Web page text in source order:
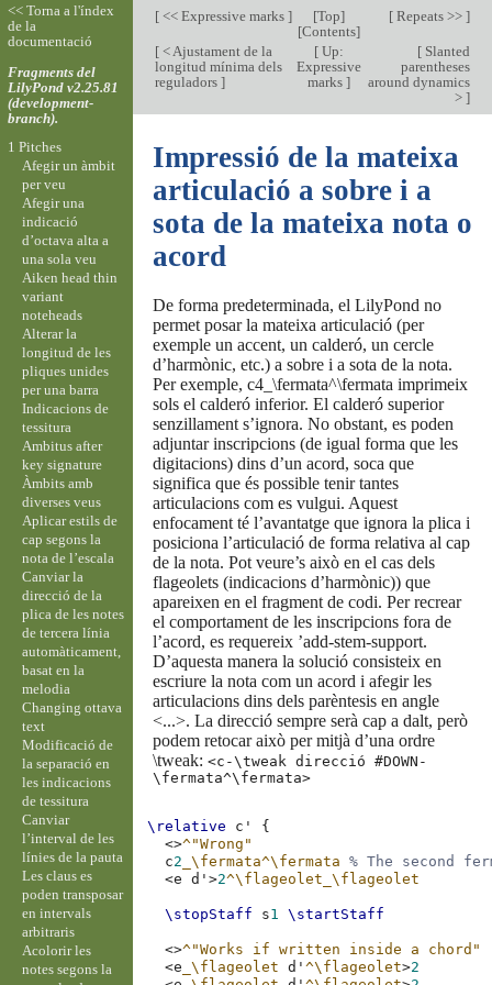
[<< Expressive marks ] [Top]
[Contents]
[Repeats >> ]
[< Ajustament de la
longitud mínima dels
reguladors ]
[Up:
Expressive
marks ]
[Slanted
parentheses
around dynamics
> ]
Impressió de la mateixa
articulació a sobre i a
sota de la mateixa nota o
acord
De forma predeterminada, el LilyPond no
permet posar la mateixa articulació (per
exemple un accent, un calderó, un cercle
d’harmònic, etc.) a sobre i a sota de la nota.
Per exemple, c4_\fermata^\fermata imprimeix
sols el calderó inferior. El calderó superior
senzillament s’ignora. No obstant, es poden
adjuntar inscripcions (de igual forma que les
digitacions) dins d’un acord, soca que
significa que és possible tenir tantes
articulacions com es vulgui. Aquest
enfocament té l’avantatge que ignora la plica i
posiciona l’articulació de forma relativa al cap
de la nota. Pot veure’s això en el cas dels
flageolets (indicacions d’harmònic)) que
apareixen en el fragment de codi. Per recrear
el comportament de les inscripcions fora de
l’acord, es requereix ’add-stem-support.
D’aquesta manera la solució consisteix en
escriure la nota com un acord i afegir les
articulacions dins dels parèntesis en angle
<...>. La direcció sempre serà cap a dalt, però
podem retocar això per mitjà d’una ordre
\tweak: <c-\tweak direcció #DOWN-
\fermata^\fermata>
\relative c'
{
<>^"Wrong"
c2 _\fermata^\fermata
% The second
<e d'>2^\flageolet_\flageolet
\stopStaff s1 \startStaff
<>^"Works if written inside a chord"
<e _\flageolet d'^\flageolet>2
<< Torna a l'índex
de la
documentació
Fragments del
LilyPond v2.25.81
(development-
branch).
1 Pitches
Afegir un àmbit
per veu
Afegir una
indicació
d’octava alta a
una sola veu
Aiken head thin
variant
noteheads
Alterar la
longitud de les
pliques unides
per una barra
Indicacions de
tessitura
Ambitus after
key signature
Àmbits amb
diverses veus
Aplicar estils de
cap segons la
nota de l’escala
Canviar la
direcció de la
plica de les notes
de tercera línia
automàticament,
basat en la
melodia
Changing ottava
text
Modificació de
la separació en
les indicacions
de tessitura
Canviar
l’interval de les
línies de la pauta
Les claus es
poden transposar
en intervals
arbitraris
Acolorir les
notes segons la